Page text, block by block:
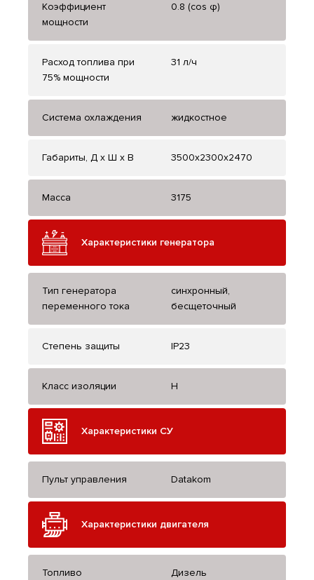
Коэффициент
мощности
0.8 (cos φ)
Расход топлива при
75% мощности
31 л/ч
Система охлаждения жидкостное
Габариты, Д x Ш x В 3500x2300x2470
Масса 3175
Характеристики генератора
Тип генератора
переменного тока
синхронный,
бесщеточный
Степень защиты IP23
Класс изоляции H
Характеристики СУ
Пульт управления Datakom
Характеристики двигателя
Топливо Дизель